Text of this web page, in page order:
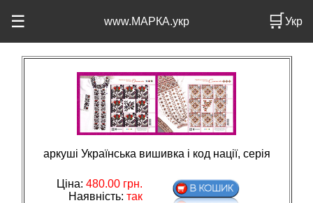
☰ www.МАРКА.укр 🛒Укр
аркуші Українська вишивка і код нації, серія
Ціна: 480.00грн.
Наявність: так